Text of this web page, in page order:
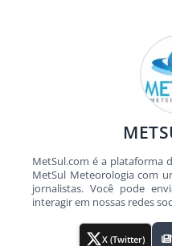
MetSul.com é a plataforma
MetSul Meteorologia com
jornalistas. Você pode
interagir em nossas redes
X (Twitter)